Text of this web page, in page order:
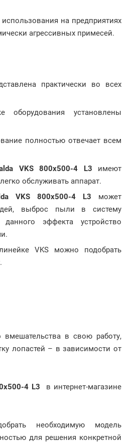
на предприятиях
агрессивных примесей.
практически во всех
установлены
полностью отвечает всем
VKS 800x500-4 L3 имеют
обслуживать аппарат.
VKS 800x500-4 L3 может
выброс пыли в систему
эффекта устройство
VKS можно подобрать
вмешательства в свою работу,
лопастей – в зависимости от
4 L3 в интернет-магазине
необходимую модель
для решения конкретной